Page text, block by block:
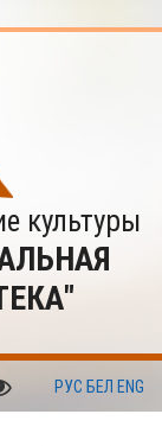
культуры
РУС БЕЛ ENG